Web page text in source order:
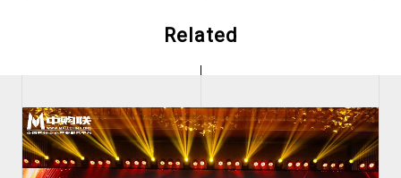
Related